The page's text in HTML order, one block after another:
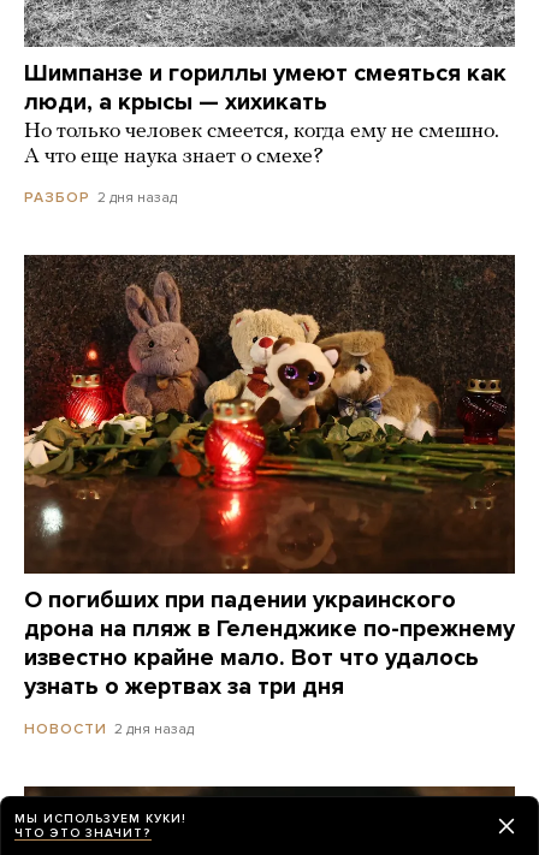
Шимпанзе и гориллы умеют смеяться как
люди, а крысы — хихикать
Но только человек смеется, когда ему не смешно.
А что еще наука знает о смехе?
РАЗБОР 2 дня назад
О погибших при падении украинского
дрона на пляж в Геленджике по-прежнему
известно крайне мало. Вот что удалось
узнать о жертвах за три дня
НОВОСТИ 2 дня назад
МЫ ИСПОЛЬЗУЕМ КУКИ!
ЧТО ЭТО ЗНАЧИТ?